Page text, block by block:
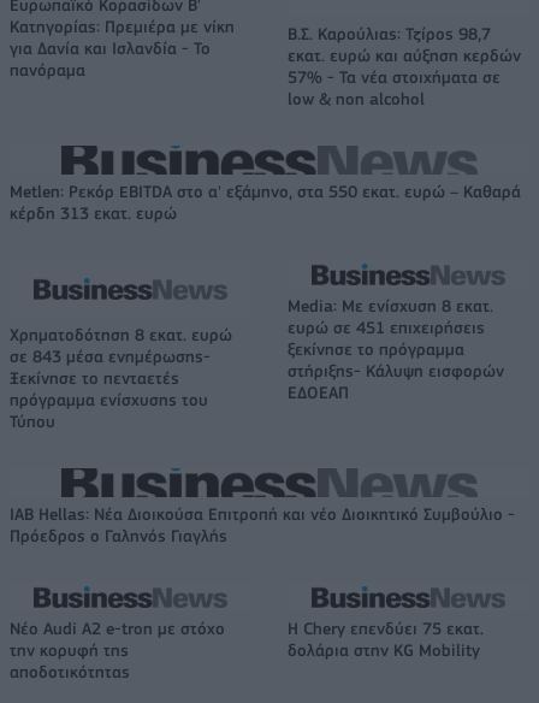
Ευρωπαϊκό Κορασίδων Β'
Κατηγορίας: Πρεμιέρα με νίκη
για Δανία και Ισλανδία - Το
πανόραμα
Β.Σ. Καρούλιας: Τζίρος 98,7
εκατ. ευρώ και αύξηση κερδών
57% - Τα νέα στοιχήματα σε
low & non alcohol
Metlen: Ρεκόρ EBITDA στο α' εξάμηνο, στα 550 εκατ. ευρώ – Καθαρά
κέρδη 313 εκατ. ευρώ
Χρηματοδότηση 8 εκατ. ευρώ
σε 843 μέσα ενημέρωσης-
Ξεκίνησε το πενταετές
πρόγραμμα ενίσχυσης του
Τύπου
Media: Με ενίσχυση 8 εκατ.
ευρώ σε 451 επιχειρήσεις
ξεκίνησε το πρόγραμμα
στήριξης- Κάλυψη εισφορών
ΕΔΟΕΑΠ
IAB Hellas: Νέα Διοικούσα Επιτροπή και νέο Διοικητικό Συμβούλιο -
Πρόεδρος ο Γαληνός Γιαγλής
Νέο Audi A2 e-tron με στόχο
την κορυφή της
αποδοτικότητας
Η Chery επενδύει 75 εκατ.
δολάρια στην KG Mobility